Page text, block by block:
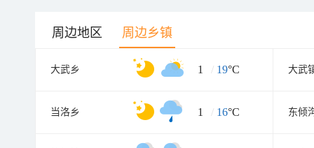
周边地区 周边乡镇
大武乡 1 / 19°C 大武
当洛乡 1 / 16°C 东倾